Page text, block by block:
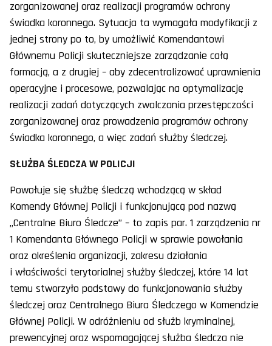
zorganizowanej oraz realizacji programów ochrony
świadka koronnego. Sytuacja ta wymagała modyfikacji z
jednej strony po to, by umożliwić Komendantowi
Głównemu Policji skuteczniejsze zarządzanie całą
formacją, a z drugiej – aby zdecentralizować uprawnienia
operacyjne i procesowe, pozwalając na optymalizację
realizacji zadań dotyczących zwalczania przestępczości
zorganizowanej oraz prowadzenia programów ochrony
świadka koronnego, a więc zadań służby śledczej.
SŁUŻBA ŚLEDCZA W POLICJI
Powołuje się służbę śledczą wchodzącą w skład
Komendy Głównej Policji i funkcjonującą pod nazwą
„Centralne Biuro Śledcze” – to zapis par. 1 zarządzenia nr
1 Komendanta Głównego Policji w sprawie powołania
oraz określenia organizacji, zakresu działania
i właściwości terytorialnej służby śledczej, które 14 lat
temu stworzyło podstawy do funkcjonowania służby
śledczej oraz Centralnego Biura Śledczego w Komendzie
Głównej Policji. W odróżnieniu od służb kryminalnej,
prewencyjnej oraz wspomagającej służba śledcza nie